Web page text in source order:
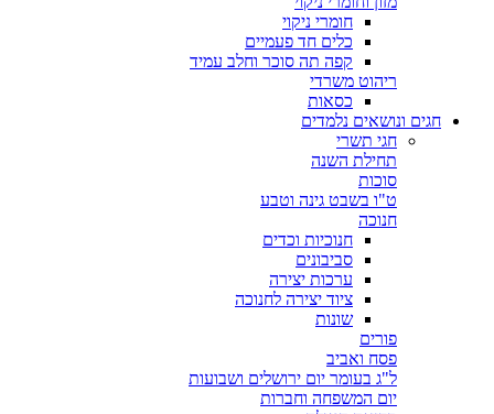
חומרי ניקוי
כלים חד פעמיים
קפה תה סוכר וחלב עמיד
ריהוט משרדי
כסאות
חגים ונושאים נלמדים
חגי תשרי
תחילת השנה
סוכות
ט"ו בשבט גינה וטבע
חנוכה
חנוכיות וכדים
סביבונים
ערכות יצירה
ציוד יצירה לחנוכה
שונות
פורים
פסח ואביב
ל"ג בעומר יום ירושלים ושבועות
יום המשפחה וחברות